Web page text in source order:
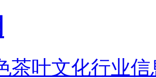
茶叶文化行业信